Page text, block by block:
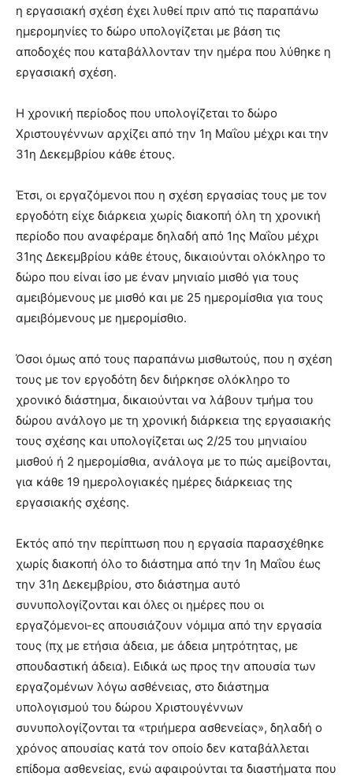
η εργασιακή σχέση έχει λυθεί πριν από τις παραπάνω
ημερομηνίες τo δώρο υπολογίζεται με βάση τις
αποδοχές που καταβάλλονταν την ημέρα που λύθηκε η
εργασιακή σχέση.
Η χρονική περίοδος που υπολογίζεται το δώρο
Χριστουγέννων αρχίζει από την 1η Μαΐου μέχρι και την
31η Δεκεμβρίου κάθε έτους.
Έτσι, οι εργαζόμενοι που η σχέση εργασίας τους με τον
εργοδότη είχε διάρκεια χωρίς διακοπή όλη τη χρονική
περίοδο που αναφέραμε δηλαδή από 1ης Μαΐου μέχρι
31ης Δεκεμβρίου κάθε έτους, δικαιούνται ολόκληρο το
δώρο που είναι ίσο με έναν μηνιαίο μισθό για τους
αμειβόμενους με μισθό και με 25 ημερομίσθια για τους
αμειβόμενους με ημερομίσθιο.
Όσοι όμως από τους παραπάνω μισθωτούς, που η σχέση
τους με τον εργοδότη δεν διήρκησε ολόκληρο το
χρονικό διάστημα, δικαιούνται να λάβουν τμήμα του
δώρου ανάλογο με τη χρονική διάρκεια της εργασιακής
τους σχέσης και υπολογίζεται ως 2/25 του μηνιαίου
μισθού ή 2 ημερομίσθια, ανάλογα με το πώς αμείβονται,
για κάθε 19 ημερολογιακές ημέρες διάρκειας της
εργασιακής σχέσης.
Εκτός από την περίπτωση που η εργασία παρασχέθηκε
χωρίς διακοπή όλο το διάστημα από την 1η Μαΐου έως
την 31η Δεκεμβρίου, στο διάστημα αυτό
συνυπολογίζονται και όλες οι ημέρες που οι
εργαζόμενοι-ες απουσιάζουν νόμιμα από την εργασία
τους (πχ με ετήσια άδεια, με άδεια μητρότητας, με
σπουδαστική άδεια). Ειδικά ως προς την απουσία των
εργαζομένων λόγω ασθένειας, στο διάστημα
υπολογισμού του δώρου Χριστουγέννων
συνυπολογίζονται τα «τριήμερα ασθενείας», δηλαδή ο
χρόνος απουσίας κατά τον οποίο δεν καταβάλλεται
επίδομα ασθενείας, ενώ αφαιρούνται τα διαστήματα που